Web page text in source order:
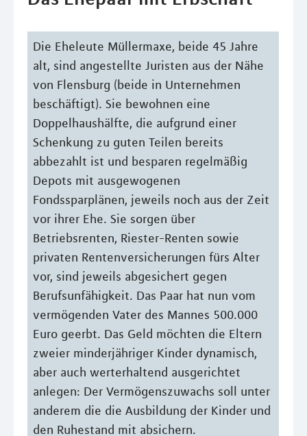
Die Eheleute Müllermaxe, beide 45 Jahre
alt, sind angestellte Juristen aus der Nähe
von Flensburg (beide in Unternehmen
beschäftigt). Sie bewohnen eine
Doppelhaushälfte, die aufgrund einer
Schenkung zu guten Teilen bereits
abbezahlt ist und besparen regelmäßig
Depots mit ausgewogenen
Fondssparplänen, jeweils noch aus der Zeit
vor ihrer Ehe. Sie sorgen über
Betriebsrenten, Riester-Renten sowie
privaten Rentenversicherungen fürs Alter
vor, sind jeweils abgesichert gegen
Berufsunfähigkeit. Das Paar hat nun vom
vermögenden Vater des Mannes 500.000
Euro geerbt. Das Geld möchten die Eltern
zweier minderjähriger Kinder dynamisch,
aber auch werterhaltend ausgerichtet
anlegen: Der Vermögenszuwachs soll unter
anderem die die Ausbildung der Kinder und
den Ruhestand mit absichern.